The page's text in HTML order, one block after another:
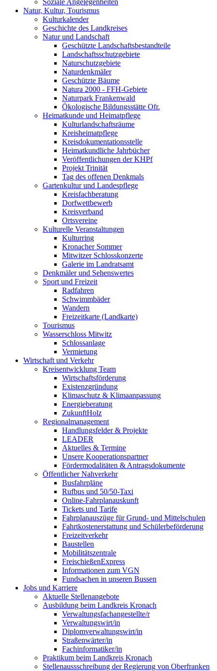
Soziale Angelegenheiten
Natur, Kultur, Tourismus
Kulturkalender
Geschichte des Landkreises
Natur und Landschaft
Geschützte Landschaftsbestandteile
Landschaftsschutzgebiete
Naturschutzgebiete
Naturdenkmäler
Geschützte Bäume
Natura 2000 - FFH-Gebiete
Naturpark Frankenwald
Ökologische Bildungsstätte Ofr.
Heimatkunde und Heimatpflege
Kulturlandschaftsräume
Kreisheimatpflege
Kreisdokumentationsstelle
Heimatkundliche Jahrbücher
Veröffentlichungen der KHPf
Projekt Trinität
Tag des offenen Denkmals
Gartenkultur und Landespflege
Kreisfachberatung
Dorfwettbewerb
Kreisverband
Ortsvereine
Kulturelle Veranstaltungen
Kulturring
Kronacher Sommer
Mitwitzer Schlosskonzerte
Galerie im Landratsamt
Denkmäler und Sehenswertes
Sport und Freizeit
Radfahren
Schwimmbäder
Wandern
Freizeitkarte (Landkarte)
Tourismus
Wasserschloss Mitwitz
Schlossanlage
Vermietung
Wirtschaft und Verkehr
Kreisentwicklung Team
Wirtschaftsförderung
Existenzgründung
Klimaschutz & Klimaanpassung
Energieberatung
ZukunftHolz
Regionalmanagement
Handlungsfelder & Projekte
LEADER
Aktuelles & Termine
Unsere Kooperationspartner
Fördermodalitäten & Antragsdokumente
Öffentlicher Nahverkehr
Busfahrpläne
Rufbus und 50/50-Taxi
Online-Fahrplanauskunft
Tickets und Tarife
Fahrplanauszüge für Grund- und Mittelschulen
Fahrtkostenerstattung und Schülerbeförderung
Freizeitverkehr
Baustellen
Mobilitätszentrale
FreischießenExpress
Informationen zum VGN
Fundsachen in unseren Bussen
Jobs und Karriere
Aktuelle Stellenangebote
Ausbildung beim Landkreis Kronach
Verwaltungsfachangestellte/r
Verwaltungswirt/in
Diplomverwaltungswirt/in
Straßenwärter/in
Fachinformatiker/in
Praktikum beim Landkreis Kronach
Stellenaussschreibung der Regierung von Oberfranken